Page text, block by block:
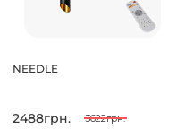
NEEDLE
2488грн. 3622грн.